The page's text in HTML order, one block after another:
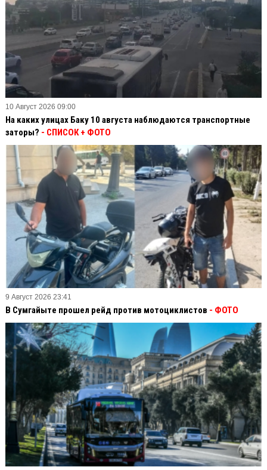
10 Август 2026 09:00
На каких улицах Баку 10 августа наблюдаются транспортные
заторы? - СПИСОК + ФОТО
9 Август 2026 23:41
В Сумгайыте прошел рейд против мотоциклистов - ФОТО